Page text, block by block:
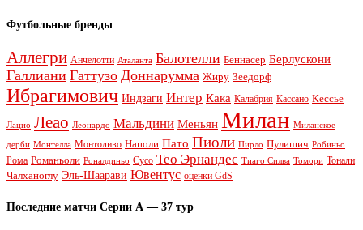
Футбольные бренды
Аллегри Анчелотти Аталанта Балотелли Беннасер Берлускони
Галлиани Гаттузо Доннарумма Жиру Зеедорф
Ибрагимович Индзаги Интер Кака Калабрия Кассано Кессье
Лацио Леао Леонардо Мальдини Меньян Милан Миланское
дерби Монтелла Монтоливо Наполи Пато Пиоли Пирло Пулишич Робиньо
Рома Романьоли Роналдиньо Сусо Тео Эрнандес Тиаго Силва Томори Тонали
Чалханоглу Эль-Шаарави Ювентус оценки GdS
Последние матчи Серии А — 37 тур